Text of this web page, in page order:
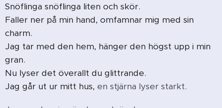
Snöflinga snöflinga liten och skör.
Faller ner på min hand, omfamnar mig med sin
charm.
Jag tar med den hem, hänger den högst upp i min
gran.
Nu lyser det överallt du glittrande.
Jag går ut ur mitt hus, en stjärna lyser starkt.